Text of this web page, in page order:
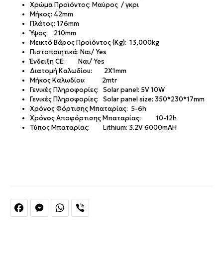
FacebookMessengerWhatsApp
Χρώμα Προϊόντος: Μαύρος / γκρι
Μήκος: 42mm
Πλάτος: 176mm
Ύψος: 210mm
Μεικτό Βάρος Προϊόντος (Kg): 13,000kg
Πιστοποιητικά: Ναι/ Yes
Ένδειξη CE: Ναι/ Yes
Διατομή Καλωδίου: 2X1mm
Μήκος Καλωδίου: 2mtr
Γενικές Πληροφορίες: Solar panel: 5V 10W
Γενικές Πληροφορίες: Solar panel size: 350*230*17mm
Χρόνος Φόρτισης Μπαταρίας: 5-6h
Χρόνος Αποφόρτισης Μπαταρίας: 10-12h
Τύπος Μπαταρίας: Lithium: 3.2V 6000mAH